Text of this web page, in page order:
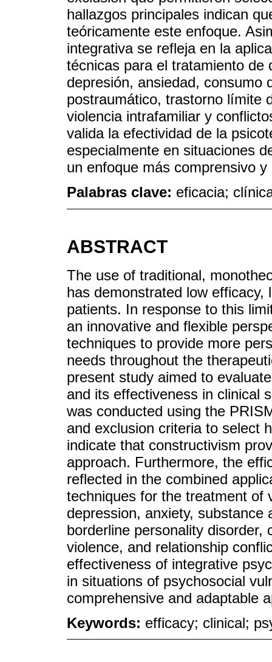
hallazgos principales indican
teóricamente este enfoque.
integrativa se refleja en la
técnicas para el tratamiento
depresión, ansiedad, consumo
postraumático, trastorno límite
violencia intrafamiliar y
valida la efectividad de la
especialmente en situaciones
un enfoque más comprensivo y
Palabras clave: eficacia;
ABSTRACT
The use of traditional,
has demonstrated low
patients. In response to this
an innovative and flexible
techniques to provide more
needs throughout the
present study aimed to
and its effectiveness in clinical
was conducted using the
and exclusion criteria to select
indicate that constructivism
approach. Furthermore, the
reflected in the combined
techniques for the treatment of
depression, anxiety,
borderline personality disorder,
violence, and relationship
effectiveness of integrative
in situations of psychosocial
comprehensive and adaptable
Keywords: efficacy; clinical;